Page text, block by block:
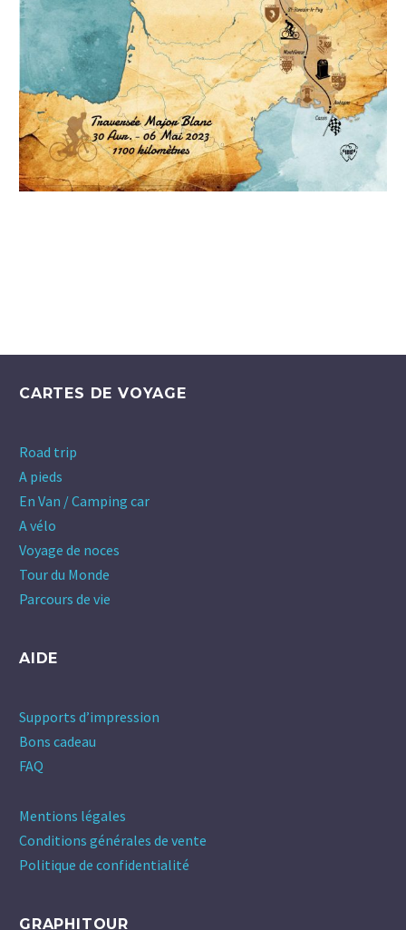
CARTES DE VOYAGE
Road trip
A pieds
En Van / Camping car
A vélo
Voyage de noces
Tour du Monde
Parcours de vie
AIDE
Supports d’impression
Bons cadeau
FAQ
Mentions légales
Conditions générales de vente
Politique de confidentialité
GRAPHITOUR